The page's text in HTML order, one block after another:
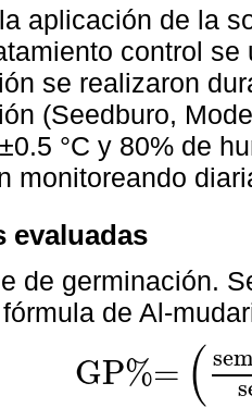
aplicación de la
control
se realizaron
(Seedburo,
°C y 80% de
monitoreando
evaluadas
de germinación.
de Al-
GP%= (
GP%= semillas